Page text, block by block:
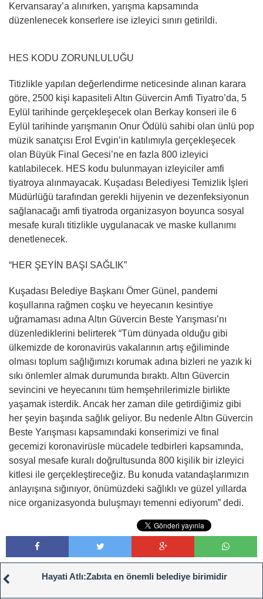
Kervansaray’a alınırken, yarışma kapsamında
düzenlenecek konserlere ise izleyici sınırı getirildi.
HES KODU ZORUNLULUĞU
Titizlikle yapılan değerlendirme neticesinde alınan karara
göre, 2500 kişi kapasiteli Altın Güvercin Amfi Tiyatro’da, 5
Eylül tarihinde gerçekleşecek olan Berkay konseri ile 6
Eylül tarihinde yarışmanın Onur Ödülü sahibi olan ünlü pop
müzik sanatçısı Erol Evgin’in katılımıyla gerçekleşecek
olan Büyük Final Gecesi’ne en fazla 800 izleyici
katılabilecek. HES kodu bulunmayan izleyiciler amfi
tiyatroya alınmayacak. Kuşadası Belediyesi Temizlik İşleri
Müdürlüğü tarafından gerekli hijyenin ve dezenfeksiyonun
sağlanacağı amfi tiyatroda organizasyon boyunca sosyal
mesafe kuralı titizlikle uygulanacak ve maske kullanımı
denetlenecek.
“HER ŞEYİN BAŞI SAĞLIK”
Kuşadası Belediye Başkanı Ömer Günel, pandemi
koşullarına rağmen coşku ve heyecanın kesintiye
uğramaması adına Altın Güvercin Beste Yarışması’nı
düzenlediklerini belirterek “Tüm dünyada olduğu gibi
ülkemizde de koronavirüs vakalarının artış eğiliminde
olması toplum sağlığımızı korumak adına bizleri ne yazık ki
sıkı önlemler almak durumunda bıraktı. Altın Güvercin
sevincini ve heyecanını tüm hemşehrilerimizle birlikte
yaşamak isterdik. Ancak her zaman dile getirdiğimiz gibi
her şeyin başında sağlık geliyor. Bu nedenle Altın Güvercin
Beste Yarışması kapsamındaki konserimizi ve final
gecemizi koronavirüsle mücadele tedbirleri kapsamında,
sosyal mesafe kuralı doğrultusunda 800 kişilik bir izleyici
kitlesi ile gerçekleştireceğiz. Bu konuda vatandaşlarımızın
anlayışına sığınıyor, önümüzdeki sağlıklı ve güzel yıllarda
nice organizasyonda buluşmayı temenni ediyorum” dedi.
Hayati Atlı:Zabıta en önemli belediye birimidir